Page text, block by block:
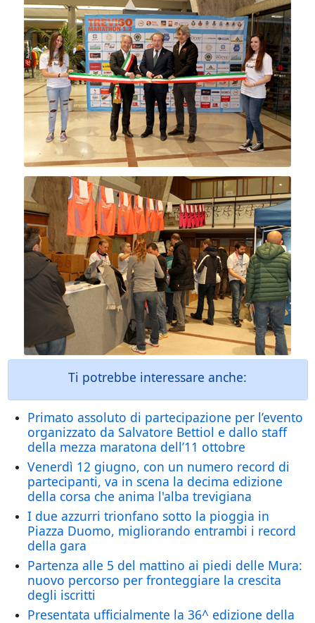
Ti potrebbe interessare anche:
Primato assoluto di partecipazione per l’evento
organizzato da Salvatore Bettiol e dallo staff
della mezza maratona dell’11 ottobre
Venerdì 12 giugno, con un numero record di
partecipanti, va in scena la decima edizione
della corsa che anima l'alba trevigiana
I due azzurri trionfano sotto la pioggia in
Piazza Duomo, migliorando entrambi i record
della gara
Partenza alle 5 del mattino ai piedi delle Mura:
nuovo percorso per fronteggiare la crescita
degli iscritti
Presentata ufficialmente la 36^ edizione della